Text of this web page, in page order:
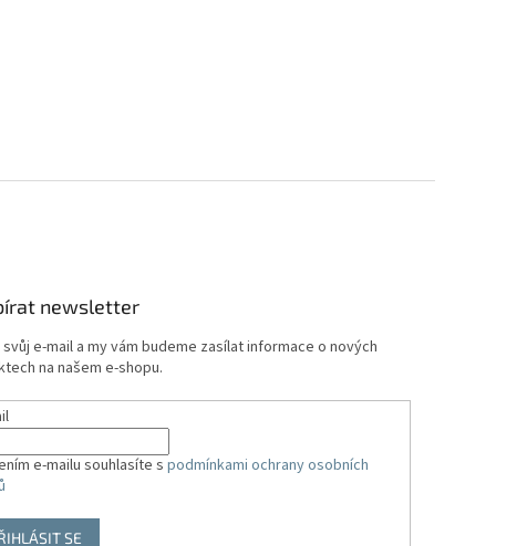
newsletter
e-mail a my vám budeme zasílat informace o nových
na našem e-shopu.
e-mailu souhlasíte spodmínkami ochrany osobních
SE